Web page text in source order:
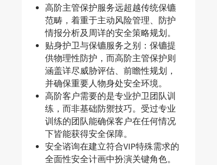
高阶主管保护服务远超越传统保镳
范畴，着重于主动风险管理、防护
情报分析及周详的安全策略规划。
贴身护卫与保镳服务之别：保镳提
供物理性防护，而高阶主管保护则
涵盖详尽威胁评估、前瞻性规划，
并确保重要人物身处安全环境。
高阶客户需要的是专业护卫团队训
练，而非基础防禦技巧。受过专业
训练的团队能确保客户在任何情况
下皆能获得安全保障。
安全谘询在建立符合VIP特殊需求的
全面性安全计画中扮演关键角色。